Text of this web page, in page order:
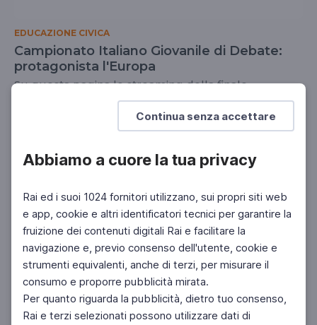
Continua senza accettare
Abbiamo a cuore la tua privacy
Rai ed i suoi 1024 fornitori utilizzano, sui propri siti web
e app, cookie e altri identificatori tecnici per garantire la
fruizione dei contenuti digitali Rai e facilitare la
navigazione e, previo consenso dell'utente, cookie e
strumenti equivalenti, anche di terzi, per misurare il
consumo e proporre pubblicità mirata.
Per quanto riguarda la pubblicità, dietro tuo consenso,
Rai e terzi selezionati possono utilizzare dati di
EDUCAZIONE CIVICA
Campionato Italiano Giovanile di Debate:
protagonista l'Europa
Su questa pagina lo streaming della finale